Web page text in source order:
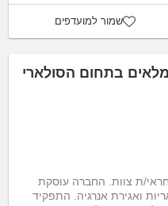
שמור למועדפים
בתחום הסולארי
ת צוות. החברה עוסקת
ואגירת אנרגיה. התפקיד